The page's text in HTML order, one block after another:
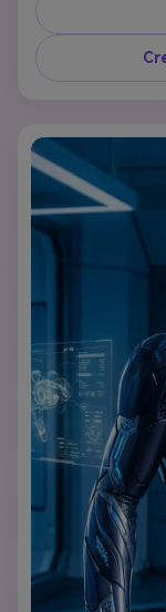
colori vintage
eroica.
a mezzo tono e
le